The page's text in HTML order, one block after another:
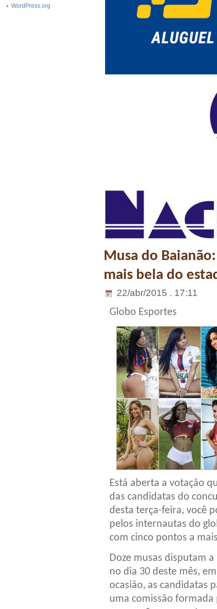
WordPress.org
Musa do
mais bela do
22/abr/2015 . 17:11
Globo Esportes
Está aberta a votação
das candidatas do
desta terça-feira, você
pelos internautas do
com cinco pontos a
Doze musas disputam
no dia 30 deste mês,
ocasião, as candidatas
uma comissão